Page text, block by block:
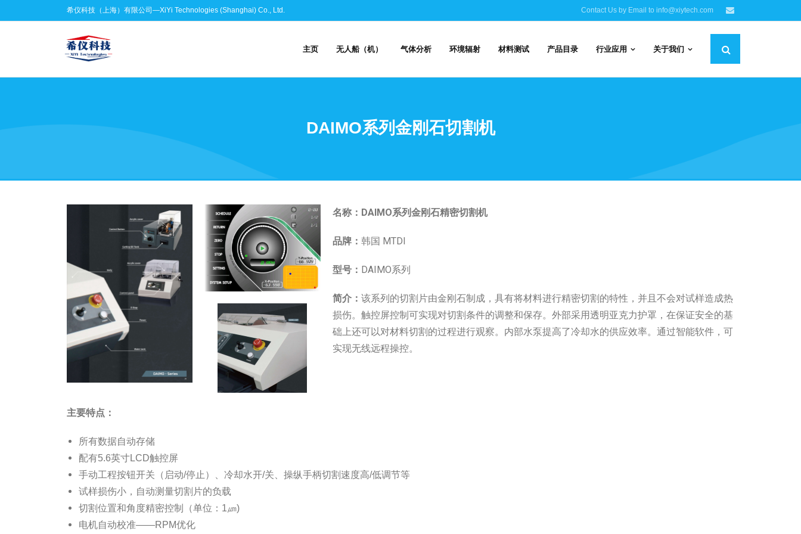
希仪科技（上海）有限公司—XiYi Technologies (Shanghai) Co., Ltd. Contact Us by Email to info@xiytech.com
主页 无人船（机） 气体分析 环境辐射 材料测试 产品目录 行业应用 关于我们
DAIMO系列金刚石切割机
名称： DAIMO系列金刚石精密切割机
品牌： 韩国 MTDI
型号： DAIMO系列
简介： 该系列的切割片由金刚石制成，具有将材料进行精密切割的特性，并且不会对试样造成热
损伤。触控屏控制可实现对切割条件的调整和保存。外部采用透明亚克力护罩，在保证安全的基
础上还可以对材料切割的过程进行观察。内部水泵提高了冷却水的供应效率。通过智能软件，可
实现无线远程操控。
主要特点：
所有数据自动存储
配有5.6英寸LCD触控屏
手动工程按钮开关（启动/停止）、冷却水开/关、操纵手柄切割速度高/低调节等
试样损伤小，自动测量切割片的负载
切割位置和角度精密控制（单位：1㎛)
电机自动校准——RPM优化